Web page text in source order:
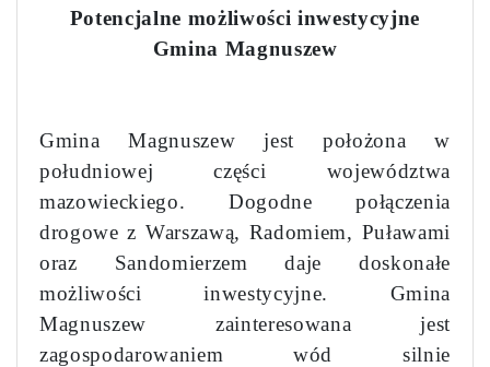
Potencjalne możliwości inwestycyjne
Gmina Magnuszew
Gmina Magnuszew jest położona w
południowej części województwa
mazowieckiego. Dogodne połączenia
drogowe z Warszawą, Radomiem, Puławami
oraz Sandomierzem daje doskonałe
możliwości inwestycyjne. Gmina
Magnuszew zainteresowana jest
zagospodarowaniem wód silnie